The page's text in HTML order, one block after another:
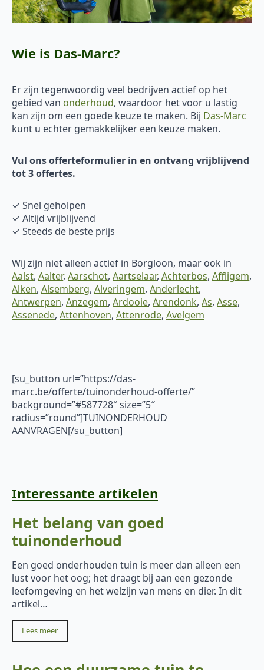
Wie is Das-Marc?
Er zijn tegenwoordig veel bedrijven actief op het
gebied van onderhoud, waardoor het voor u lastig
kan zijn om een goede keuze te maken. Bij Das-Marc
kunt u echter gemakkelijker een keuze maken.
Vul ons offerteformulier in en ontvang vrijblijvend
tot 3 offertes.
✓ Snel geholpen
✓ Altijd vrijblijvend
✓ Steeds de beste prijs
Wij zijn niet alleen actief in Borgloon, maar ook in
Aalst, Aalter, Aarschot, Aartselaar, Achterbos, Affligem,
Alken, Alsemberg, Alveringem, Anderlecht,
Antwerpen, Anzegem, Ardooie, Arendonk, As, Asse,
Assenede, Attenhoven, Attenrode, Avelgem
[su_button url=”https://das-
marc.be/offerte/tuinonderhoud-offerte/”
background=”#587728″ size=”5″
radius=”round”]TUINONDERHOUD
AANVRAGEN[/su_button]
Interessante artikelen
Het belang van goed
tuinonderhoud
Een goed onderhouden tuin is meer dan alleen een
lust voor het oog; het draagt bij aan een gezonde
leefomgeving en het welzijn van mens en dier. In dit
artikel…
Lees meer